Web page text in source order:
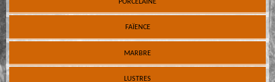
PORCELAINE
FAÏENCE
MARBRE
LUSTRES